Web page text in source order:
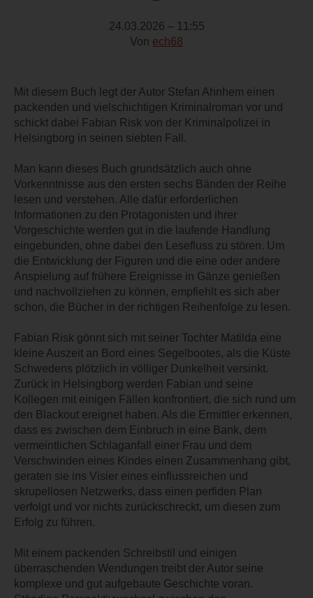
24.03.2026 – 11:55
Von ech68
Mit diesem Buch legt der Autor Stefan Ahnhem einen
packenden und vielschichtigen Kriminalroman vor und
schickt dabei Fabian Risk von der Kriminalpolizei in
Helsingborg in seinen siebten Fall.
Man kann dieses Buch grundsätzlich auch ohne
Vorkenntnisse aus den ersten sechs Bänden der Reihe
lesen und verstehen. Alle dafür erforderlichen
Informationen zu den Protagonisten und ihrer
Vorgeschichte werden gut in die laufende Handlung
eingebunden, ohne dabei den Lesefluss zu stören. Um
die Entwicklung der Figuren und die eine oder andere
Anspielung auf frühere Ereignisse in Gänze genießen
und nachvollziehen zu können, empfiehlt es sich aber
schon, die Bücher in der richtigen Reihenfolge zu lesen.
Fabian Risk gönnt sich mit seiner Tochter Matilda eine
kleine Auszeit an Bord eines Segelbootes, als die Küste
Schwedens plötzlich in völliger Dunkelheit versinkt.
Zurück in Helsingborg werden Fabian und seine
Kollegen mit einigen Fällen konfrontiert, die sich rund um
den Blackout ereignet haben. Als die Ermittler erkennen,
dass es zwischen dem Einbruch in eine Bank, dem
vermeintlichen Schlaganfall einer Frau und dem
Verschwinden eines Kindes einen Zusammenhang gibt,
geraten sie ins Visier eines einflussreichen und
skrupellosen Netzwerks, dass einen perfiden Plan
verfolgt und vor nichts zurückschreckt, um diesen zum
Erfolg zu führen.
Mit einem packenden Schreibstil und einigen
überraschenden Wendungen treibt der Autor seine
komplexe und gut aufgebaute Geschichte voran.